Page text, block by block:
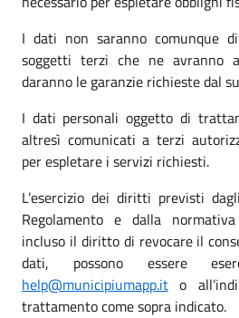
I dati non saranno comunque
soggetti terzi che ne avranno
daranno le garanzie richieste dal
I dati personali oggetto di
altresì comunicati a terzi
per espletare i servizi richiesti.
L’esercizio dei diritti previsti
Regolamento e dalla
incluso il diritto di revocare il
dati, possono essere
help@municipiumapp.it o
trattamento come sopra indicato.